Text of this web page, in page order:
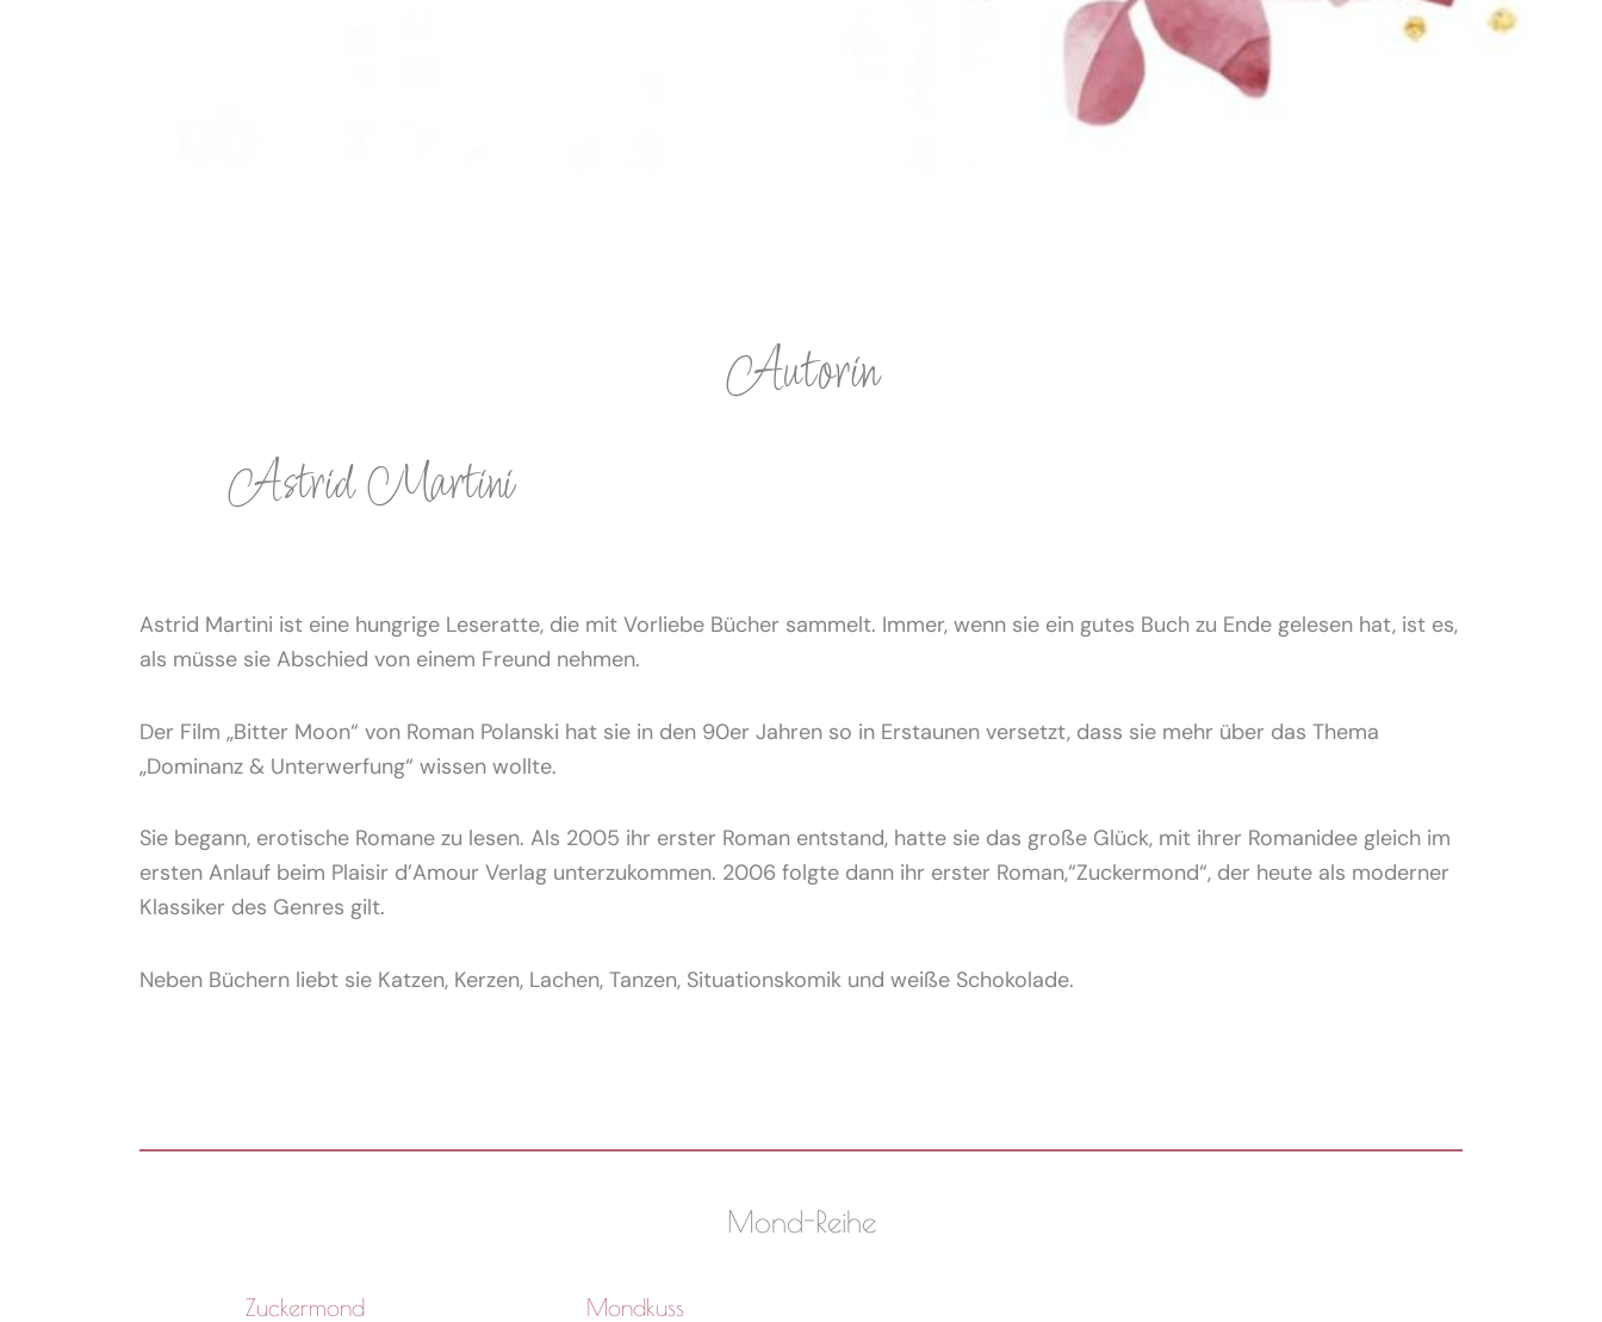
Autorin
Astrid Martini
Astrid Martini ist eine hungrige Leseratte, die mit Vorliebe Bücher sammelt. Immer, wenn sie ein gutes Buch zu Ende gelesen hat, ist es,
als müsse sie Abschied von einem Freund nehmen.
Der Film „Bitter Moon“ von Roman Polanski hat sie in den 90er Jahren so in Erstaunen versetzt, dass sie mehr über das Thema
„Dominanz & Unterwerfung“ wissen wollte.
Sie begann, erotische Romane zu lesen. Als 2005 ihr erster Roman entstand, hatte sie das große Glück, mit ihrer Romanidee gleich im
ersten Anlauf beim Plaisir d’Amour Verlag unterzukommen. 2006 folgte dann ihr erster Roman,“Zuckermond“, der heute als moderner
Klassiker des Genres gilt.
Neben Büchern liebt sie Katzen, Kerzen, Lachen, Tanzen, Situationskomik und weiße Schokolade.
Mond-Reihe
Zuckermond Mondkuss